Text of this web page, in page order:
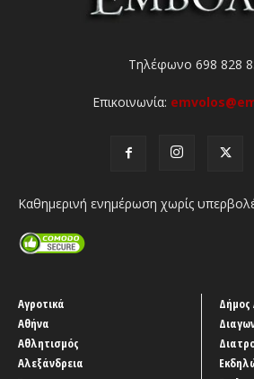
Τηλέφωνο 698 828
Επικοινωνία:
Καθημερινή ενημέρωση χωρίς
Αγροτικά
Αθήνα
Αθλητισμός
Αλεξάνδρεια
Δήμος